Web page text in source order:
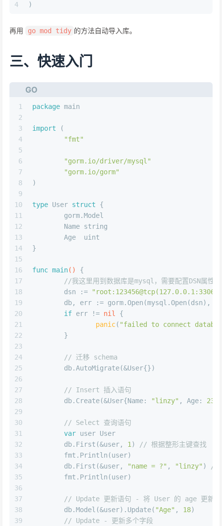
4
)
再用 go mod tidy 的方法自动导入库。
三、快速入门
GO
1
2
3
4
5
6
7
8
9
10
11
12
13
14
15
16
17
18
19
20
21
22
23
24
25
26
27
28
29
30
31
32
33
34
35
36
37
38
39
package main
import (
"fmt"
"gorm.io/driver/mysql"
"gorm.io/gorm"
)
type User struct {
	gorm.Model
	Name
string
	Age
uint
}
func main()
{
//我这里用到数据库是mysql，需要配置DSN
	dsn :=
db, err := gorm.Open(mysql.Open(dsn),
if err != nil {
panic( "failed to connect
	}
// 迁移 schema
	db.AutoMigrate(&User{})
// Insert 插入语句
	db.Create(&User{Name:
"linzy" , Age: 23
// Select 查询语句
var user User
	db.First(&user,
1)
// 根据整形主键查找
	fmt.Println(user)
	db.First(&user,
"name = ?" , "linzy" )
//
	fmt.Println(user)
// Update 更新语句 - 将 User 的 age 更新
	db.Model(&user).Update(
"Age" , 18)
// Update - 更新多个字段